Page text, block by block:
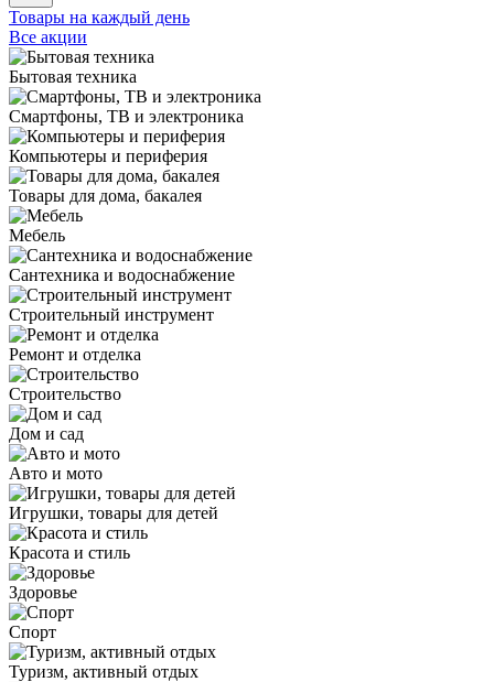
Товары на каждый день
Все акции
Бытовая техника
Смартфоны, ТВ и электроника
Компьютеры и периферия
Товары для дома, бакалея
Мебель
Сантехника и водоснабжение
Строительный инструмент
Ремонт и отделка
Строительство
Дом и сад
Авто и мото
Игрушки, товары для детей
Красота и стиль
Здоровье
Спорт
Туризм, активный отдых